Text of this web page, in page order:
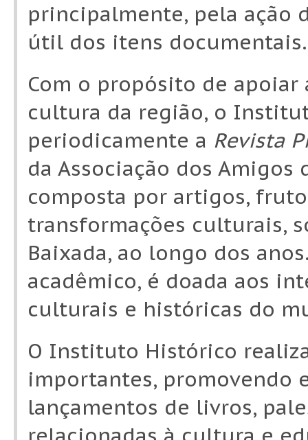
principalmente, pela ação
útil dos itens documentais.
Com o propósito de
cultura da região, o
periodicamente a Revista
da Associação dos
composta por artigos,
transformações culturais,
Baixada, ao longo dos
acadêmico, é doada aos
culturais e históricas do
O Instituto Histórico
importantes, promovendo
lançamentos de livros,